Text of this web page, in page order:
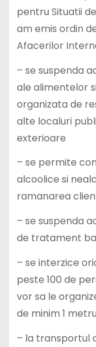
pentru Situatii
am emis ordin
Afacerilor
– se suspenda
ale alimentelor
organizata de
alte localuri
exterioare
– se permite
alcoolice si
ramanarea
– se suspenda
de tratament
– se interzice
peste 100 de
vor sa le
de minim 1
– la transportul